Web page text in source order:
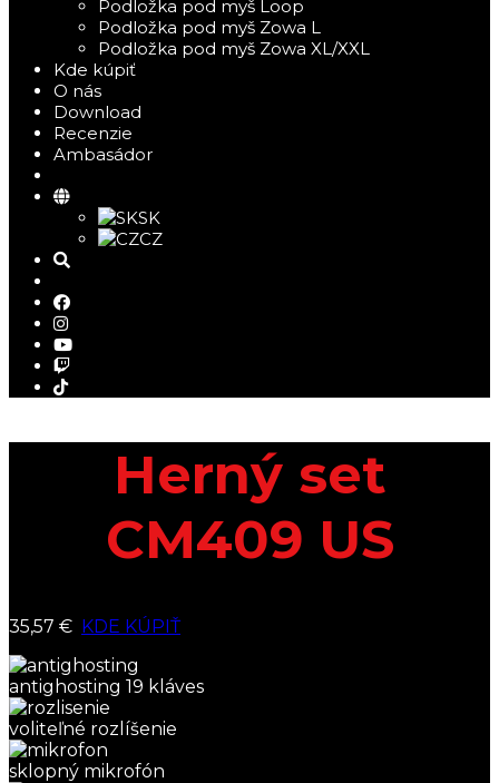
Podložka pod myš Loop
Podložka pod myš Zowa L
Podložka pod myš Zowa XL/XXL
Kde kúpiť
O nás
Download
Recenzie
Ambasádor
SK
CZ
Herný set
CM409 US
35,57 € KDE KÚPIŤ
antighosting 19 kláves
voliteľné rozlíšenie
sklopný mikrofón